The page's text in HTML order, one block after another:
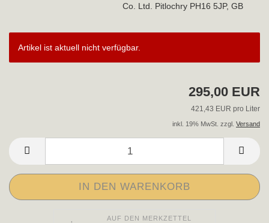
Co. Ltd. Pitlochry PH16 5JP, GB
Artikel ist aktuell nicht verfügbar.
295,00 EUR
421,43 EUR pro Liter
inkl. 19% MwSt. zzgl. Versand
AUF DEN MERKZETTEL